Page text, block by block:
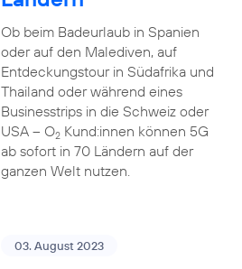
Ob beim Badeurlaub in Spanien
oder auf den Malediven, auf
Entdeckungstour in Südafrika und
Thailand oder während eines
Businesstrips in die Schweiz oder
USA – O2Kund:innen können 5G
ab sofort in 70 Ländern auf der
ganzen Welt nutzen.
03. August 2023